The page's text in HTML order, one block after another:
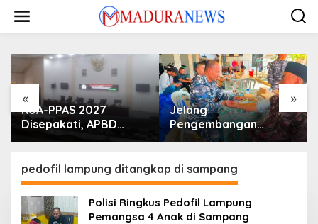
konten
« »
KUA-PPAS 2027
Disepakati, APBD
Sampang Defisit Rp
Jelang
Pengembangan
Lapangan Hidayah,
Madura II Perkuat
Sinergi dengan
Nelayan Sampang
pedofil lampung ditangkap di sampang
Polisi Ringkus Pedofil Lampung
Pemangsa 4 Anak di Sampang